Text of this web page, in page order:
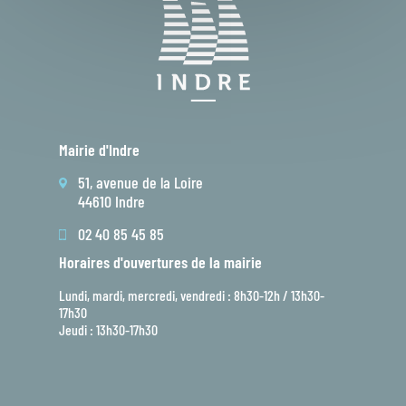
Mairie d'Indre
51, avenue de la Loire
44610 Indre
02 40 85 45 85
Horaires d'ouvertures de la mairie
Lundi, mardi, mercredi, vendredi : 8h30-12h / 13h30-
17h30
Jeudi : 13h30-17h30